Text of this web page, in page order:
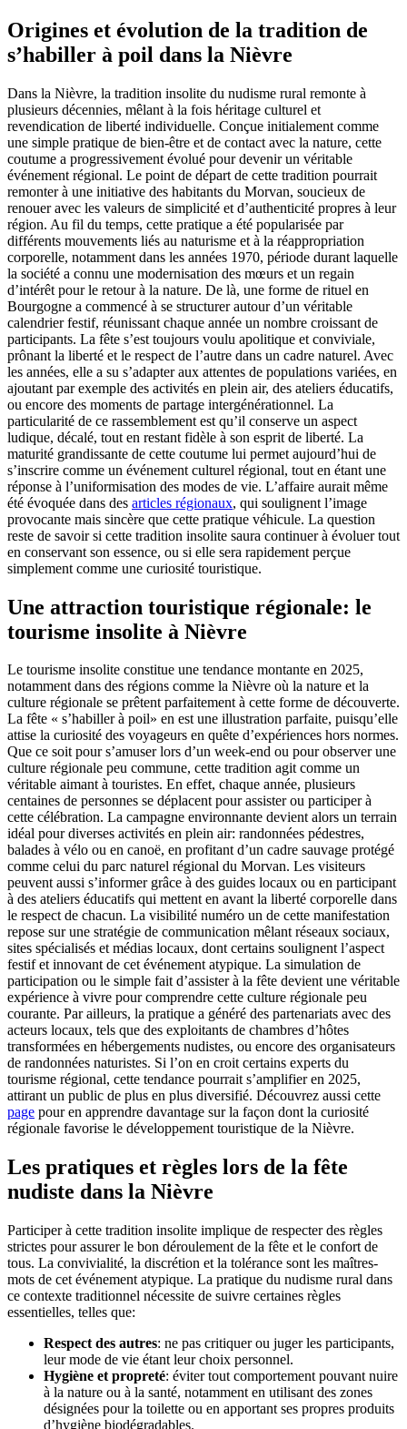
Origines et évolution de la tradition de
s’habiller à poil dans la Nièvre
Dans la Nièvre, la tradition insolite du nudisme rural remonte à
plusieurs décennies, mêlant à la fois héritage culturel et
revendication de liberté individuelle. Conçue initialement comme
une simple pratique de bien-être et de contact avec la nature, cette
coutume a progressivement évolué pour devenir un véritable
événement régional. Le point de départ de cette tradition pourrait
remonter à une initiative des habitants du Morvan, soucieux de
renouer avec les valeurs de simplicité et d’authenticité propres à leur
région. Au fil du temps, cette pratique a été popularisée par
différents mouvements liés au naturisme et à la réappropriation
corporelle, notamment dans les années 1970, période durant laquelle
la société a connu une modernisation des mœurs et un regain
d’intérêt pour le retour à la nature. De là, une forme de rituel en
Bourgogne a commencé à se structurer autour d’un véritable
calendrier festif, réunissant chaque année un nombre croissant de
participants. La fête s’est toujours voulu apolitique et conviviale,
prônant la liberté et le respect de l’autre dans un cadre naturel. Avec
les années, elle a su s’adapter aux attentes de populations variées, en
ajoutant par exemple des activités en plein air, des ateliers éducatifs,
ou encore des moments de partage intergénérationnel. La
particularité de ce rassemblement est qu’il conserve un aspect
ludique, décalé, tout en restant fidèle à son esprit de liberté. La
maturité grandissante de cette coutume lui permet aujourd’hui de
s’inscrire comme un événement culturel régional, tout en étant une
réponse à l’uniformisation des modes de vie. L’affaire aurait même
été évoquée dans des articles régionaux, qui soulignent l’image
provocante mais sincère que cette pratique véhicule. La question
reste de savoir si cette tradition insolite saura continuer à évoluer tout
en conservant son essence, ou si elle sera rapidement perçue
simplement comme une curiosité touristique.
Une attraction touristique régionale: le
tourisme insolite à Nièvre
Le tourisme insolite constitue une tendance montante en 2025,
notamment dans des régions comme la Nièvre où la nature et la
culture régionale se prêtent parfaitement à cette forme de découverte.
La fête « s’habiller à poil» en est une illustration parfaite, puisqu’elle
attise la curiosité des voyageurs en quête d’expériences hors normes.
Que ce soit pour s’amuser lors d’un week-end ou pour observer une
culture régionale peu commune, cette tradition agit comme un
véritable aimant à touristes. En effet, chaque année, plusieurs
centaines de personnes se déplacent pour assister ou participer à
cette célébration. La campagne environnante devient alors un terrain
idéal pour diverses activités en plein air: randonnées pédestres,
balades à vélo ou en canoë, en profitant d’un cadre sauvage protégé
comme celui du parc naturel régional du Morvan. Les visiteurs
peuvent aussi s’informer grâce à des guides locaux ou en participant
à des ateliers éducatifs qui mettent en avant la liberté corporelle dans
le respect de chacun. La visibilité numéro un de cette manifestation
repose sur une stratégie de communication mêlant réseaux sociaux,
sites spécialisés et médias locaux, dont certains soulignent l’aspect
festif et innovant de cet événement atypique. La simulation de
participation ou le simple fait d’assister à la fête devient une véritable
expérience à vivre pour comprendre cette culture régionale peu
courante. Par ailleurs, la pratique a généré des partenariats avec des
acteurs locaux, tels que des exploitants de chambres d’hôtes
transformées en hébergements nudistes, ou encore des organisateurs
de randonnées naturistes. Si l’on en croit certains experts du
tourisme régional, cette tendance pourrait s’amplifier en 2025,
attirant un public de plus en plus diversifié. Découvrez aussi cette
page pour en apprendre davantage sur la façon dont la curiosité
régionale favorise le développement touristique de la Nièvre.
Les pratiques et règles lors de la fête
nudiste dans la Nièvre
Participer à cette tradition insolite implique de respecter des règles
strictes pour assurer le bon déroulement de la fête et le confort de
tous. La convivialité, la discrétion et la tolérance sont les maîtres-
mots de cet événement atypique. La pratique du nudisme rural dans
ce contexte traditionnel nécessite de suivre certaines règles
essentielles, telles que:
Respect des autres: ne pas critiquer ou juger les participants,
leur mode de vie étant leur choix personnel.
Hygiène et propreté: éviter tout comportement pouvant nuire
à la nature ou à la santé, notamment en utilisant des zones
désignées pour la toilette ou en apportant ses propres produits
d’hygiène biodégradables.